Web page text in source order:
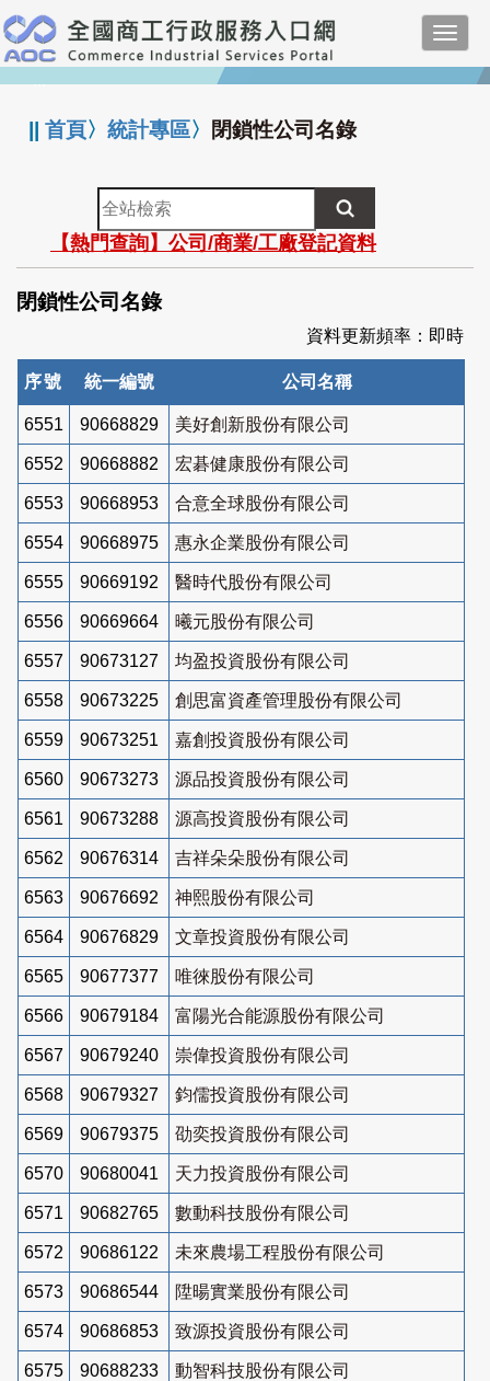
跳
到
主
要
:::
||首頁〉統計專區〉 閉鎖性公司名錄
全
站
檢
索
【熱門查詢】公司/商業/工廠登記資料
閉鎖性公司名錄
資料更新頻率：即時
序號 統一編號 公司名稱
6551 90668829 美好創新股份有限公司
6552 90668882 宏碁健康股份有限公司
6553 90668953 合意全球股份有限公司
6554 90668975 惠永企業股份有限公司
6555 90669192 醫時代股份有限公司
6556 90669664 曦元股份有限公司
6557 90673127 均盈投資股份有限公司
6558 90673225 創思富資產管理股份有限公司
6559 90673251 嘉創投資股份有限公司
6560 90673273 源品投資股份有限公司
6561 90673288 源高投資股份有限公司
6562 90676314 吉祥朵朵股份有限公司
6563 90676692 神熙股份有限公司
6564 90676829 文章投資股份有限公司
6565 90677377 唯徠股份有限公司
6566 90679184 富陽光合能源股份有限公司
6567 90679240 崇偉投資股份有限公司
6568 90679327 鈞儒投資股份有限公司
6569 90679375 劭奕投資股份有限公司
6570 90680041 天力投資股份有限公司
6571 90682765 數動科技股份有限公司
6572 90686122 未來農場工程股份有限公司
6573 90686544 陞暘實業股份有限公司
6574 90686853 致源投資股份有限公司
6575 90688233 動智科技股份有限公司